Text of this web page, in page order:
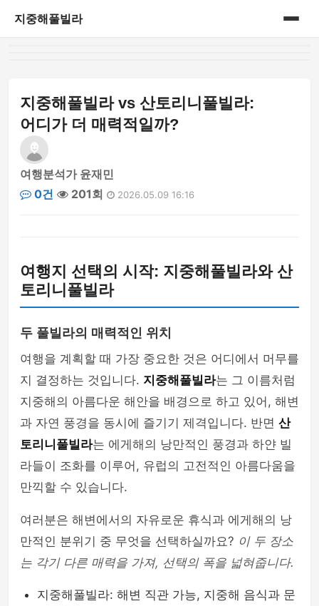
지중해풀빌라
지중해풀빌라 vs 산토리니풀빌라:
어디가 더 매력적일까?
여행분석가 윤재민
0건
201회 2026.05.09 16:16
여행지 선택의 시작: 지중해풀빌라와 산
토리니풀빌라
두 풀빌라의 매력적인 위치
여행을 계획할 때 가장 중요한 것은 어디에서 머무를
지 결정하는 것입니다. 지중해풀빌라는 그 이름처럼
지중해의 아름다운 해안을 배경으로 하고 있어, 해변
과 자연 풍경을 동시에 즐기기 제격입니다. 반면 산
토리니풀빌라는 에게해의 낭만적인 풍경과 하얀 빌
라들이 조화를 이루어, 유럽의 고전적인 아름다움을
만끽할 수 있습니다.
여러분은 해변에서의 자유로운 휴식과 에게해의 낭
만적인 분위기 중 무엇을 선택하실까요? 이 두 장소
는 각기 다른 매력을 가져, 선택의 폭을 넓혀줍니다.
지중해풀빌라: 해변 직관 가능, 지중해 음식과 문